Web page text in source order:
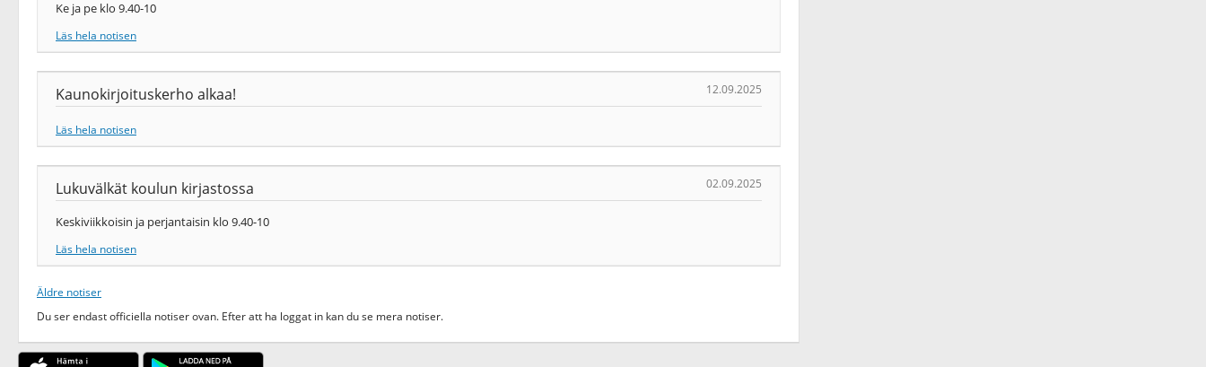
Ke ja pe klo 9.40-10
Läs hela notisen
Kaunokirjoituskerho alkaa! 12.09.2025
Läs hela notisen
Lukuvälkät koulun kirjastossa 02.09.2025
Keskiviikkoisin ja perjantaisin klo 9.40-10
Läs hela notisen
Äldre notiser
Du ser endast officiella notiser ovan. Efter att ha loggat in kan du se mera notiser.